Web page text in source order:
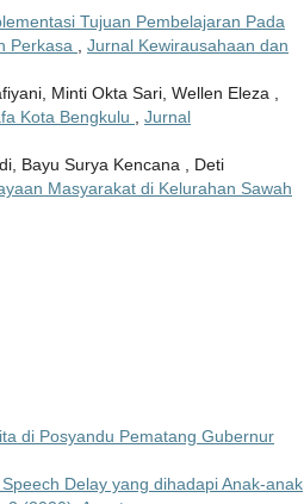
Tujuan Pembelajaran Pada
Perkasa , Jurnal Kewirausahaan dan
Minti Okta Sari, Wellen Eleza ,
Kota Bengkulu , Jurnal
Bayu Surya Kencana , Deti
Masyarakat di Kelurahan Sawah
di Posyandu Pematang Gubernur
Delay yang dihadapi Anak-anak